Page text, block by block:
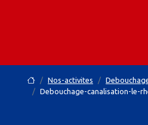
Nos-activites
Debouchage-canalisation-le-